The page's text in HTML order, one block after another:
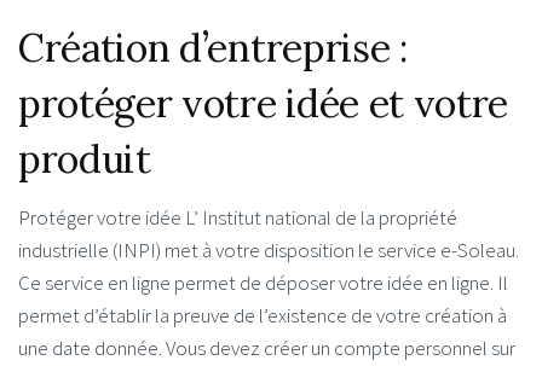
Création d’entreprise :
protéger votre idée et votre
produit
Protéger votre idée L’ Institut national de la propriété
industrielle (INPI) met à votre disposition le service e-Soleau.
Ce service en ligne permet de déposer votre idée en ligne. Il
permet d’établir la preuve de l’existence de votre création à
une date donnée. Vous devez créer un compte personnel sur